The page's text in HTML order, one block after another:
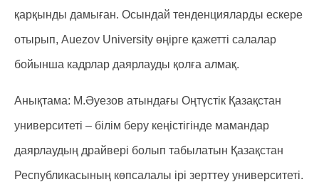
қарқынды дамыған. Осындай тенденцияларды ескере
отырып, Auezov University өңірге қажетті салалар
бойынша кадрлар даярлауды қолға алмақ.
Анықтама: М.Әуезов атындағы Оңтүстік Қазақстан
университеті – білім беру кеңістігінде мамандар
даярлаудың драйвері болып табылатын Қазақстан
Республикасының көпсалалы ірі зерттеу университеті.